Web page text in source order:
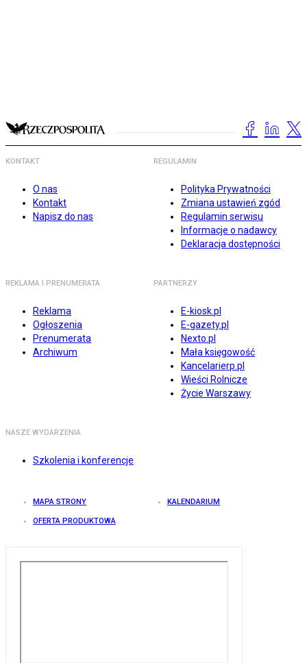
KONTAKT
O nas
Kontakt
Napisz do nas
REGULAMIN
Polityka Prywatności
Zmiana ustawień zgód
Regulamin serwisu
Informacje o nadawcy
Deklaracja dostępności
REKLAMA I PRENUMERATA
Reklama
Ogłoszenia
Prenumerata
Archiwum
PARTNERZY
E-kiosk.pl
E-gazety.pl
Nexto.pl
Mała księgowość
Kancelarierp.pl
Wieści Rolnicze
Życie Warszawy
NASZE WYDARZENIA
Szkolenia i konferencje
MAPA STRONY KALENDARIUM
OFERTA PRODUKTOWA